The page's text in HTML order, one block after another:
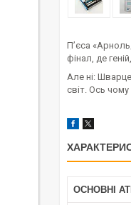
П’єса
фінал, де
Але ні:
світ. Ось
ОСНОВНІ